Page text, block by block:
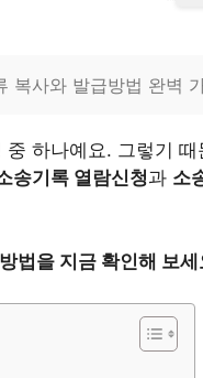
복사와 발급방법 완벽
하나예요. 그렇기
송기록 열람신청과 소
법을 지금 확인해 보세